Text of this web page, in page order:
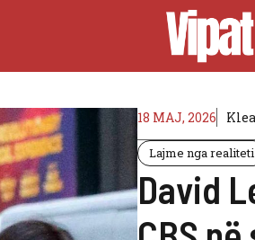
18 MAJ, 2026 Klea
Lajme nga realiteti
David